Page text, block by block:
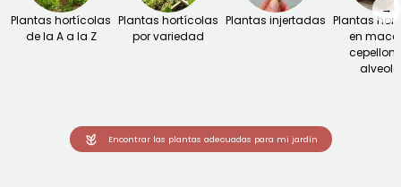
Plantas hortícolas
de la A a la Z
Plantas hortícolas
por variedad
Plantas injertadas Plantas
en
→
Encontrar las plantas adecuadas para mi jardín